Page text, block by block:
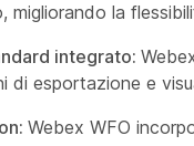
migliorando la
integrato:
di esportazione e
Webex WFO